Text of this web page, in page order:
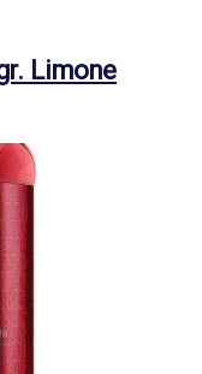
Limone